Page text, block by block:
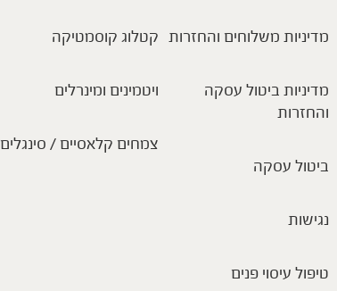
מדיניות משלוחים והחזרות
מדיניות ביטול עסקה
והחזרות
ביטול עסקה
נגישות
טיפול עיסוי פנים
קטלוג קוסמטיקה
ויטמינים ומינרלים
צמחים קלאסיים / סינגלים